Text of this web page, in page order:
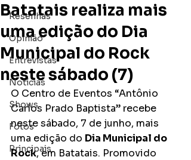
Resenhas
Opinião
Entrevistas
Notícias
Shows
Fotos
Principais
Batatais realiza mais
uma edição do Dia
Municipal do Rock
neste sábado (7)
O Centro de Eventos “Antônio
Carlos Prado Baptista” recebe
neste sábado, 7 de junho, mais
uma edição do Dia Municipal do
Rock, em Batatais. Promovido